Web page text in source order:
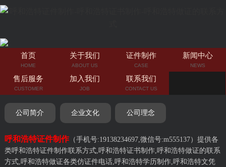
首页
HOME
关于我们
ABOUT US
证件制作
CASE
新闻中心
NEWS
售后服务
CUSTOMER
加入我们
JOB
联系我们
CONTACT US
公司简介 企业文化 公司理念
呼和浩特证件制作（手机号:19138234697,微信号:m555137）提供各
类呼和浩特证件制作联系方式,呼和浩特证书制作,呼和浩特做证的联系
方式,呼和浩特做证各类仿证件电话,呼和浩特学历制作,呼和浩特文凭